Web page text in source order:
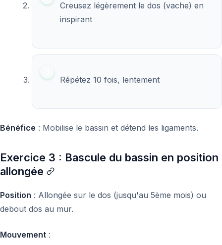
Creusez légèrement le dos (vache) en
inspirant
Répétez 10 fois, lentement
Bénéfice : Mobilise le bassin et détend les ligaments.
Exercice 3 : Bascule du bassin en position
allongée
Position : Allongée sur le dos (jusqu'au 5ème mois) ou
debout dos au mur.
Mouvement :